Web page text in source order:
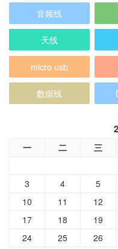
音频线
天线
micro usb
数据线
一 二 三
3
4 5
10
11 12
17
18 19
24
25 26